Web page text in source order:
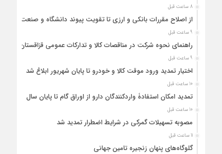
8 ساعت قبل
از اصلاح مقررات بانکی و ارزی تا تقویت پیوند دانشگاه و صنعت
9 ساعت قبل
راهنمای نحوه شرکت در مناقصات کالا و تدارکات عمومی قزاقستان
9 ساعت قبل
اختیار تمدید ورود موقت کالا و خودرو تا پایان شهریور ابلاغ شد
10 ساعت قبل
تمدید امکان استفادۀ واردکنندگان دارو از اوراق گام تا پایان سال
10 ساعت قبل
مصوبه تسهیلات گمرکی در شرایط اضطرار تمدید شد
11 ساعت قبل
گلوگاه‌های پنهان زنجیره تامین جهانی